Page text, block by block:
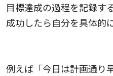
目標達成の過程を記録す
成功したら自分を具体的
例えば「今日は計画通り